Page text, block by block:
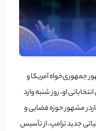
جمهوری‌خواه آمریکا و
او، روز شنبه وارد
مشهور حوزه فضایی و
جدید ترامپ، از تأسیس